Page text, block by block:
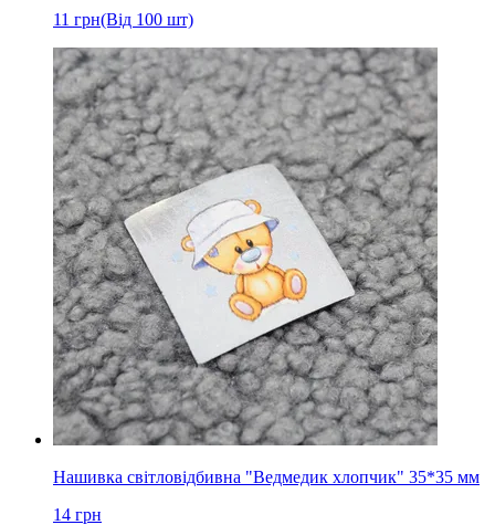
11 грн(Від 100 шт)
Нашивка світловідбивна "Ведмедик хлопчик" 35*35 мм
14 грн